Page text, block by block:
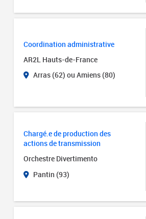
Coordination administrative
AR2L Hauts-de-France
Arras (62) ou Amiens (80)
Chargé.e de production des
actions de transmission
Orchestre Divertimento
Pantin (93)